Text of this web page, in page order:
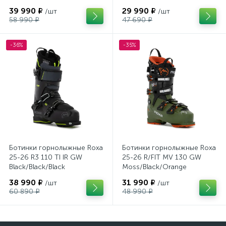
39 990 ₽ /шт
58 990 ₽
29 990 ₽ /шт
47 690 ₽
-36%
Ботинки горнолыжные Roxa
25-26 R3 110 TI IR GW
Black/Black/Black
38 990 ₽ /шт
60 890 ₽
-35%
Ботинки горнолыжные Roxa
25-26 R/FIT MV 130 GW
Moss/Black/Orange
31 990 ₽ /шт
48 990 ₽